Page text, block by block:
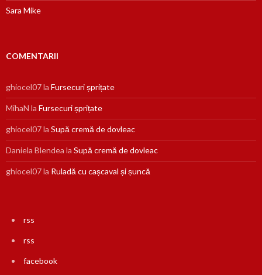
Sara Mike
COMENTARII
ghiocel07la Fursecuri șprițate
MihaN la Fursecuri șprițate
ghiocel07la Supă cremă de dovleac
Daniela Blendea la Supă cremă de dovleac
ghiocel07la Ruladă cu cașcaval și șuncă
rss
rss
facebook